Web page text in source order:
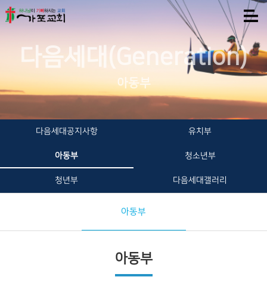
다음세대(Generation)
아동부
다음세대공지사항 유치부
아동부 청소년부
청년부 다음세대갤러리
아동부
아동부